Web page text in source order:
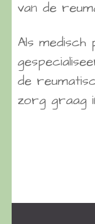
van de
Als
de
zorg graag